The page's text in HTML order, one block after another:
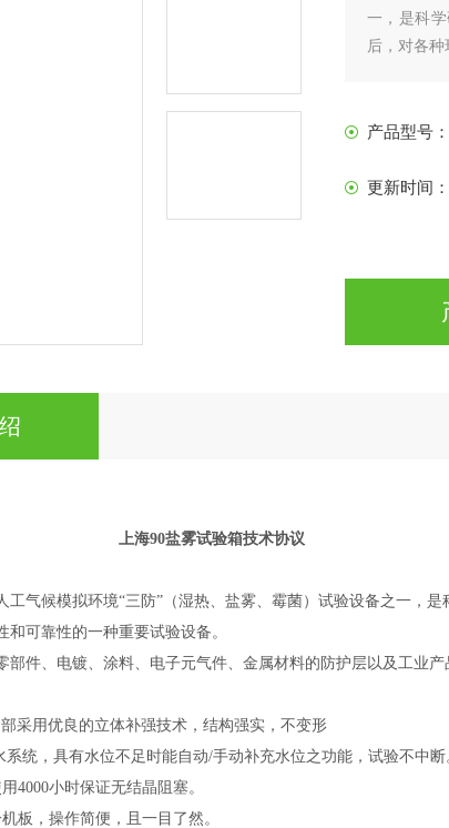
一，是科
后，对各
产品型号：
更新时间：
上海90盐雾试验箱技术协议
工气候模拟环境“三防”（湿热、盐雾、霉菌）试验设备之一，
和可靠性的一种重要试验设备。
部件、电镀、涂料、电子元气件、金属材料的防护层以及工业产
采用优良的立体补强技术，结构强实，不变形
统，具有水位不足时能自动/手动补充水位之功能，试验不中断
用4000小时保证无结晶阻塞。
机板，操作简便，且一目了然。